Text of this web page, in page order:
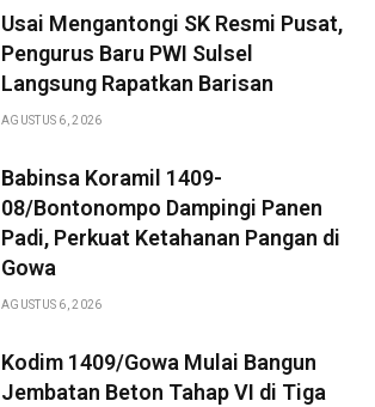
Usai Mengantongi SK Resmi Pusat,
Pengurus Baru PWI Sulsel
Langsung Rapatkan Barisan
AGUSTUS 6, 2026
Babinsa Koramil 1409-
08/Bontonompo Dampingi Panen
Padi, Perkuat Ketahanan Pangan di
Gowa
AGUSTUS 6, 2026
Kodim 1409/Gowa Mulai Bangun
Jembatan Beton Tahap VI di Tiga